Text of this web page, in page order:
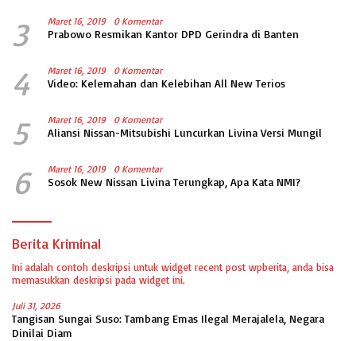
3 Maret 16, 2019 0 Komentar
Prabowo Resmikan Kantor DPD Gerindra di Banten
4 Maret 16, 2019 0 Komentar
Video: Kelemahan dan Kelebihan All New Terios
5 Maret 16, 2019 0 Komentar
Aliansi Nissan-Mitsubishi Luncurkan Livina Versi Mungil
6 Maret 16, 2019 0 Komentar
Sosok New Nissan Livina Terungkap, Apa Kata NMI?
Berita Kriminal
Ini adalah contoh deskripsi untuk widget recent post wpberita, anda bisa
memasukkan deskripsi pada widget ini.
Juli 31, 2026
Tangisan Sungai Suso: Tambang Emas Ilegal Merajalela, Negara
Dinilai Diam